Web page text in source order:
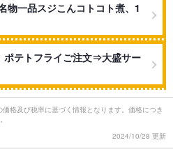
物一品スジこんコトコト煮、1
ポテトフライご注文⇒大盛サー
格及び税率に基づく情報となります。価格につき
2024/10/28 更新